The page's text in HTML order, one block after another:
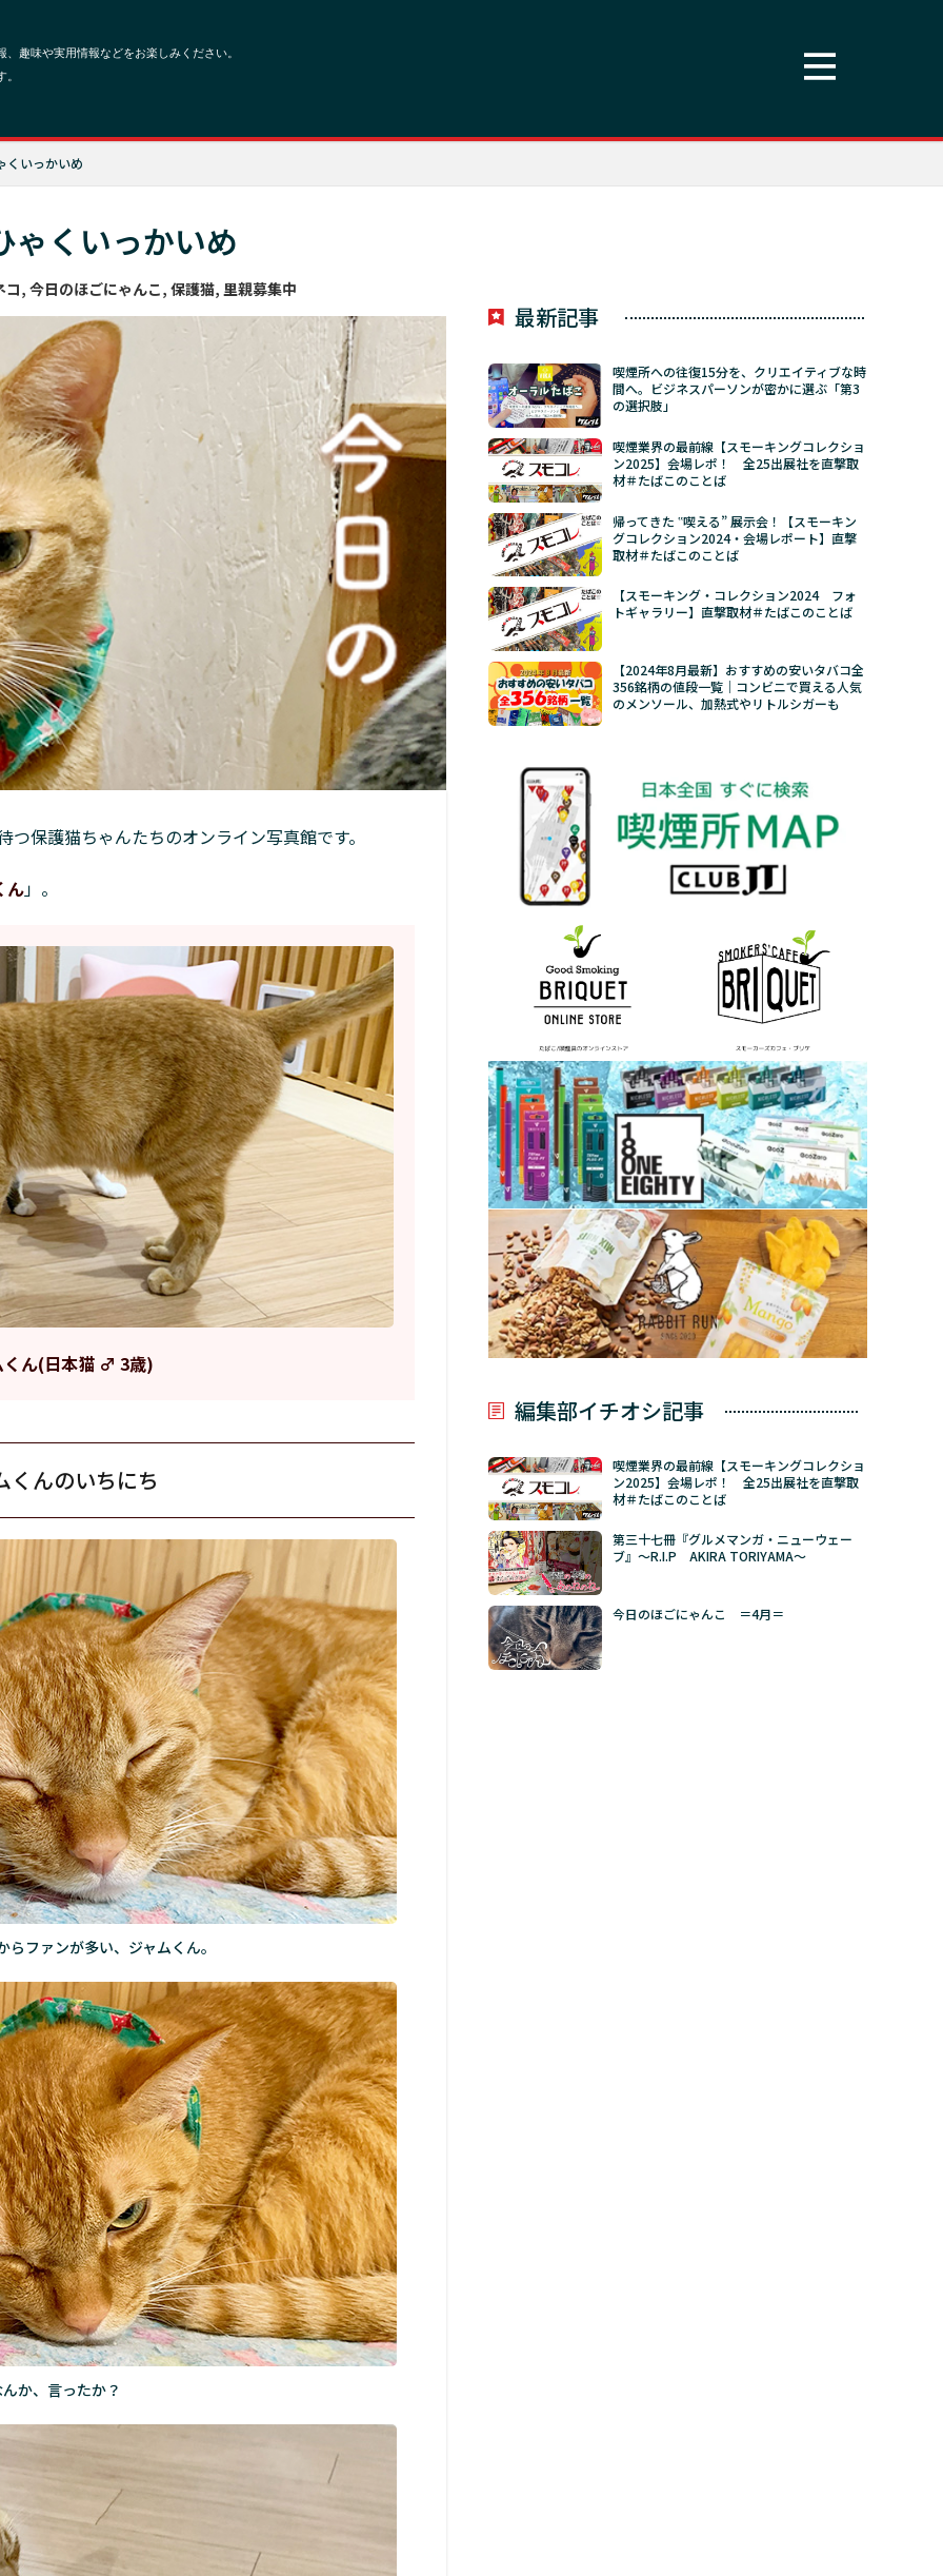
くいっかいめ
ゃくいっかいめ
コ, 今日のほごにゃんこ, 保護猫, 里親募集中
つ保護猫ちゃんたちのオンライン写真館です。
ん」。
くん(日本猫 ♂ 3歳)
くんのいちにち
らファンが多い、ジャムくん。
か、言ったか？
最新記事
喫煙所への往復15分を、クリエイティブな時
間へ。ビジネスパーソンが密かに選ぶ「第3
の選択肢」
喫煙業界の最前線【スモーキングコレクショ
ン2025】会場レポ！ 全25出展社を直撃取
材＃たばこのことば
帰ってきた ‟喫える” 展示会！【スモーキン
グコレクション2024・会場レポート】直撃
取材＃たばこのことば
【スモーキング・コレクション2024 フォ
トギャラリー】直撃取材＃たばこのことば
【2024年8月最新】おすすめの安いタバコ全
356銘柄の値段一覧｜コンビニで買える人気
のメンソール、加熱式やリトルシガーも
編集部イチオシ記事
喫煙業界の最前線【スモーキングコレクショ
ン2025】会場レポ！ 全25出展社を直撃取
材＃たばこのことば
第三十七冊『グルメマンガ・ニューウェー
ブ』～R.I.P AKIRA TORIYAMA～
今日のほごにゃんこ ＝4月＝